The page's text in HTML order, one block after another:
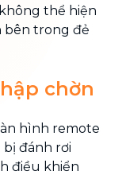
thể hiện
bên trong đẻ
chờn
hình remote
đánh rơi
điều khiển